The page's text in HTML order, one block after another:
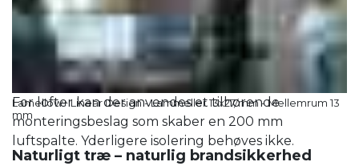
Lydklasse A
For at opnå lydabsorptionsklasse A for væg, skal der
lægges til 45 mm mineraluld bag panelerne.
For lofter kan der anvendes et tilhørende
monteringsbeslag som skaber en 200 mm
luftspalte. Yderligere isolering behøves ikke.
Lamellow+ Linear Design - Lammeller 13x27 mm - Mellemrum 13
mm
Naturligt træ – naturlig brandsikkerhed